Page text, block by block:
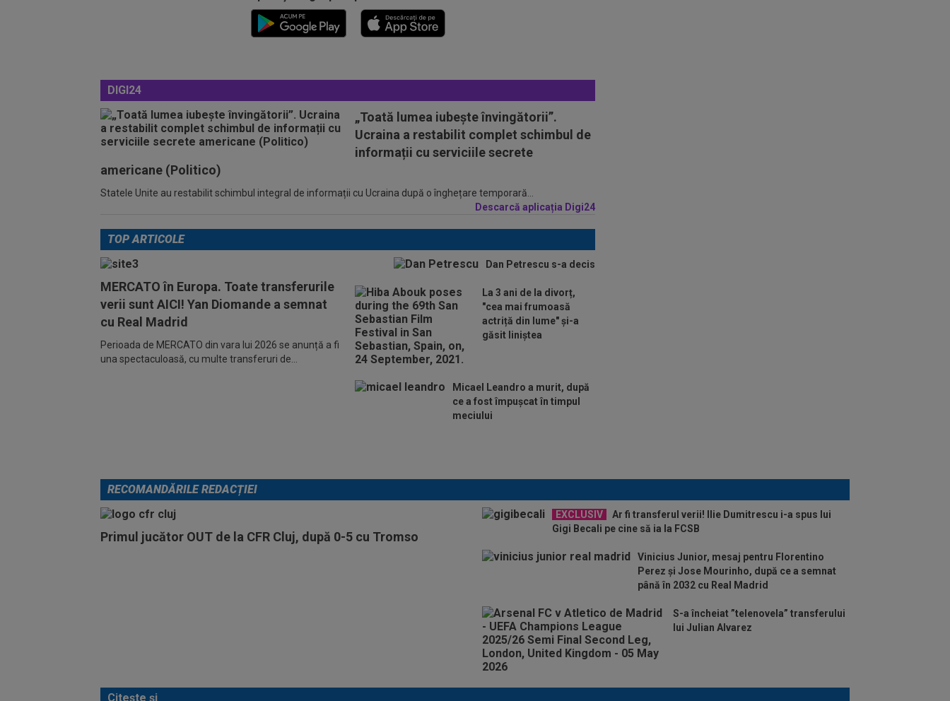
DIGI24
„Toată lumea iubește învingătorii”.
Ucraina a restabilit complet schimbul de
informații cu serviciile secrete
americane (Politico)
Statele Unite au restabilit schimbul integral de informații cu Ucraina după o înghețare temporară...
Descarcă aplicația Digi24
TOP ARTICOLE
MERCATO în Europa. Toate transferurile
verii sunt AICI! Yan Diomande a semnat
cu Real Madrid
Perioada de MERCATO din vara lui 2026 se anunță a fi
una spectaculoasă, cu multe transferuri de...
Dan Petrescu s-a decis
La 3 ani de la divorț,
"cea mai frumoasă
actriță din lume" și-a
găsit liniștea
Micael Leandro a murit, după
ce a fost împușcat în timpul
meciului
RECOMANDĂRILE REDACȚIEI
Primul jucător OUT de la CFR Cluj, după 0-5 cu Tromso
EXCLUSIV
Ar fi transferul verii! Ilie Dumitrescu i-a spus lui
Gigi Becali pe cine să ia la FCSB
Vinicius Junior, mesaj pentru Florentino
Perez și Jose Mourinho, după ce a semnat
până în 2032 cu Real Madrid
S-a încheiat ”telenovela” transferului
lui Julian Alvarez
Citește și